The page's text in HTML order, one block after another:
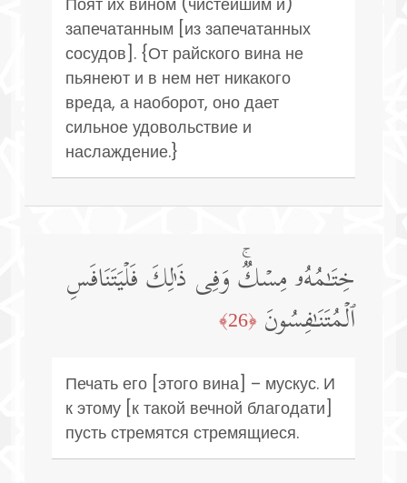
запечатанным [из запечатанных
сосудов]. {От райского вина не
пьянеют и в нем нет никакого
вреда, а наоборот, оно дает
сильное удовольствие и
наслаждение.}
خِتَـٰمُهُۥ مِسۡكࣱۚ وَفِی ذَ ٰ⁠لِكَ فَلۡیَتَنَافَسِ
ٱلۡمُتَنَـٰفِسُونَ ﴿26﴾
Печать его [этого вина] – мускус. И
к этому [к такой вечной благодати]
пусть стремятся стремящиеся.